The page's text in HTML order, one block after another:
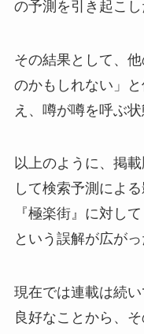
の予測を引き起こし
その結果として、
のかもしれない」
え、噂が噂を呼ぶ
以上のように、掲
して検索予測によ
『極楽街』に対し
という誤解が広がっ
現在では連載は続
良好なことから、